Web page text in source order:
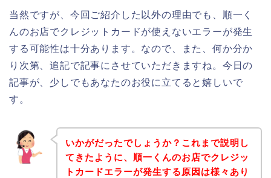
当然ですが、今回ご紹介した以外の理由でも、順一く
んのお店でクレジットカードが使えないエラーが発生
する可能性は十分あります。なので、また、何か分か
り次第、追記で記事にさせていただきますね。今日の
記事が、少しでもあなたのお役に立てると嬉しいで
す。
いかがだったでしょうか？これまで説明し
てきたように、順一くんのお店でクレジッ
トカードエラーが発生する原因は様々あり